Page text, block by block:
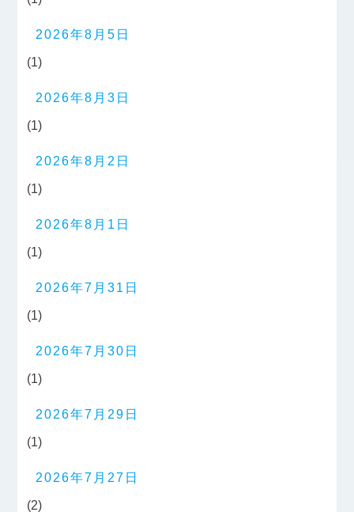
2026年8月5日
(1)
2026年8月3日
(1)
2026年8月2日
(1)
2026年8月1日
(1)
2026年7月31日
(1)
2026年7月30日
(1)
2026年7月29日
(1)
2026年7月27日
(2)